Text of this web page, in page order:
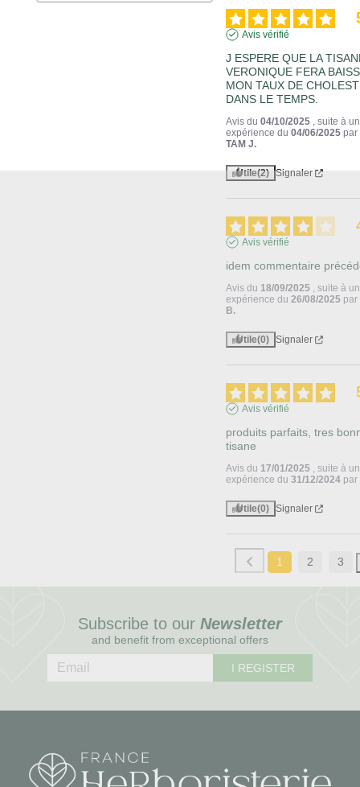
Avis vérifié
J ESPERE QUE LA
VERONIQUE FERA
MON TAUX DE
DANS LE TEMPS.
Avis du04/10/2025 , suite à
expérience du04/06/2025 par
TAM J.
Utile(2) Signaler
Avis vérifié
idem commentaire
Avis du 18/09/2025 , suite à
expérience du26/08/2025 par
B.
Utile(0) Signaler
Avis vérifié
produits parfaits, tres
tisane
Avis du 17/01/2025 , suite à
expérience du31/12/2024 par
Utile(0) Signaler
1 2 3
Subscribe to our Newsletter
and benefit from exceptional offers
I REGISTER